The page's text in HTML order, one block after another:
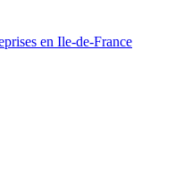
en Ile-de-France